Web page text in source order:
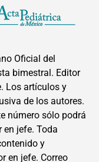
Oficial del
bimestral. Editor
Los artículos y
de los autores.
número sólo podrá
en jefe. Toda
y
en jefe. Correo